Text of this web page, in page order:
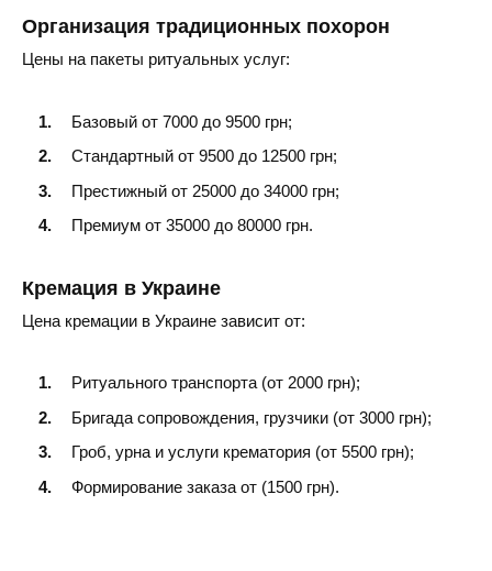
Калуш
Коломыя
Организация традиционных похорон
Цены на пакеты ритуальных услуг:
Базовый от 7000 до 9500 грн;
Стандартный от 9500 до 12500 грн;
Престижный от 25000 до 34000 грн;
Премиум от 35000 до 80000 грн.
Кремация в Украине
Цена кремации в Украине зависит от:
Ритуального транспорта (от 2000 грн);
Бригада сопровождения, грузчики (от 3000 грн);
Гроб, урна и услуги крематория (от 5500 грн);
Формирование заказа от (1500 грн).